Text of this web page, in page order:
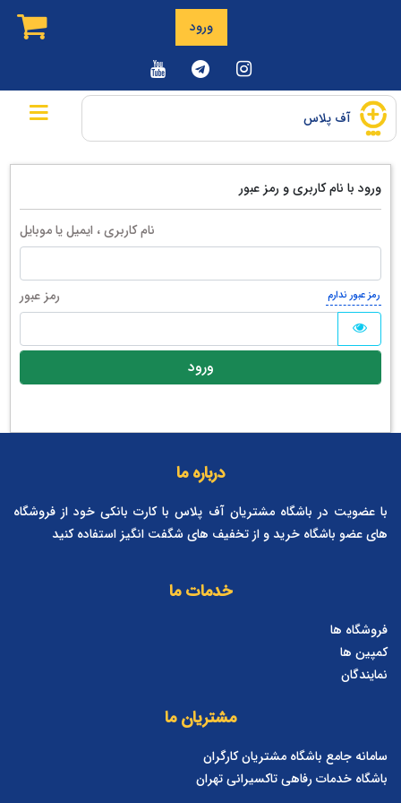
ورود
آف پلاس
ورود با نام کاربری و رمز عبور
نام کاربری ، ایمیل یا موبایل
رمز عبور رمز عبور ندارم
ورود
درباره ما
با عضویت در باشگاه مشتریان آف پلاس با کارت بانکی خود از فروشگاه
های عضو باشگاه خرید و از تخفیف های شگفت انگیز استفاده کنید
خدمات ما
فروشگاه ها
کمپین ها
نمایندگان
مشتریان ما
سامانه جامع باشگاه مشتریان کارگران
باشگاه خدمات رفاهی تاکسیرانی تهران